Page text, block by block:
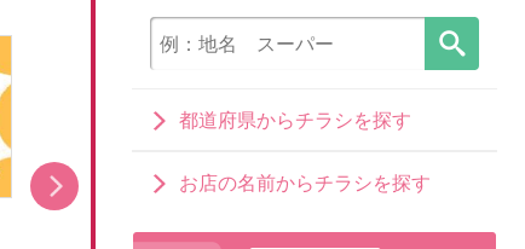
都道府県からチラシを探す
お店の名前からチラシを探す